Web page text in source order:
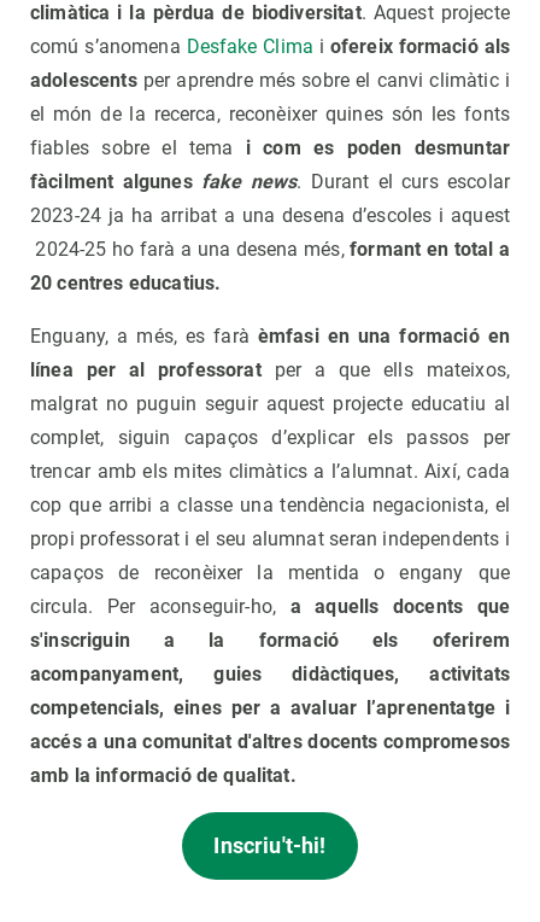
climàtica i la pèrdua de biodiversitat. Aquest projecte
comú s’anomena Desfake Clima i ofereix formació als
adolescentsper aprendre més sobre el canvi climàtic i
el món de la recerca, reconèixer quines són les fonts
fiables sobre el tema i com es poden desmuntar
fàcilment algunes fake news. Durant el curs escolar
2023-24 ja ha arribat a una desena d’escoles i aquest
2024-25 ho farà a una desena més,formant en total a
20 centres educatius.
Enguany, a més, es farà èmfasi en una formació en
línea per al professoratper a que ells mateixos,
malgrat no puguin seguir aquest projecte educatiu al
complet, siguin capaços d’explicar els passos per
trencar amb els mites climàtics a l’alumnat. Així, cada
cop que arribi a classe una tendència negacionista, el
propi professorat i el seu alumnat seran independents i
capaços de reconèixer la mentida o engany que
circula. Per aconseguir-ho, a aquells docents que
s'inscriguin a la formació els oferirem
acompanyament, guies didàctiques, activitats
competencials, eines per a avaluar l’aprenentatge i
accés a una comunitat d'altres docents compromesos
amb la informació de qualitat.
Inscriu't-hi!